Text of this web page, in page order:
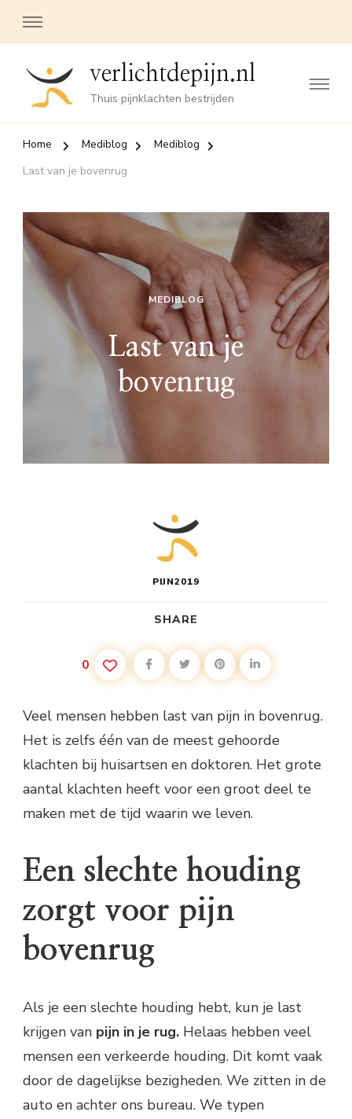
verlichtdepijn.nl
Thuis pijnklachten bestrijden
Home Mediblog
Mediblog
Last van je bovenrug
MEDIBLOG
Last van je
bovenrug
PIJN2019
SHARE
0
Veel mensen hebben last van pijn in bovenrug.
Het is zelfs één van de meest gehoorde
klachten bij huisartsen en doktoren. Het grote
aantal klachten heeft voor een groot deel te
maken met de tijd waarin we leven.
Een slechte houding
zorgt voor pijn
bovenrug
Als je een slechte houding hebt, kun je last
krijgen van pijn in je rug. Helaas hebben veel
mensen een verkeerde houding. Dit komt vaak
door de dagelijkse bezigheden. We zitten in de
auto en achter ons bureau. We typen